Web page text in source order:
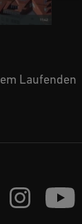
Laufenden